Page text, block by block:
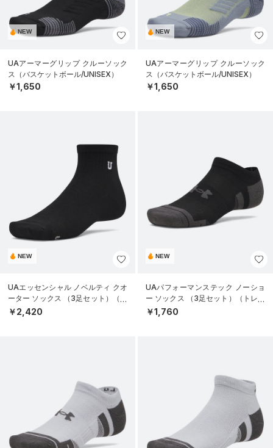
NEW
UAアーマーグリップ クルーソック
ス（バスケットボール/UNISEX）
￥1,650
NEW
UAアーマーグリップ クルーソック
ス（バスケットボール/UNISEX）
￥1,650
NEW
UAエッセンシャル ノベルティ クオ
ーター ソックス （3足セット）（ラ
イフスタイル/UNISEX）
￥2,420
NEW
UAパフォーマンステック ノーショ
ー ソックス （3足セット）（トレー
ニング/UNISEX）
￥1,760